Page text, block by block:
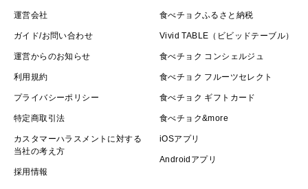
運営会社
ガイド/お問い合わせ
運営からのお知らせ
利用規約
プライバシーポリシー
特定商取引法
カスタマーハラスメントに対する
当社の考え方
採用情報
食べチョクふるさと納税
Vivid TABLE（ビビッドテーブル）
食べチョク コンシェルジュ
食べチョク フルーツセレクト
食べチョク ギフトカード
食べチョク&more
iOSアプリ
Androidアプリ